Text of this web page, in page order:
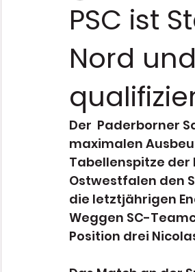
PSC ist
Nord
Der  Paderborner
maximalen
Tabellenspitze der
Ostwestfalen den
die letztjährigen
Weggen SC-
Position drei